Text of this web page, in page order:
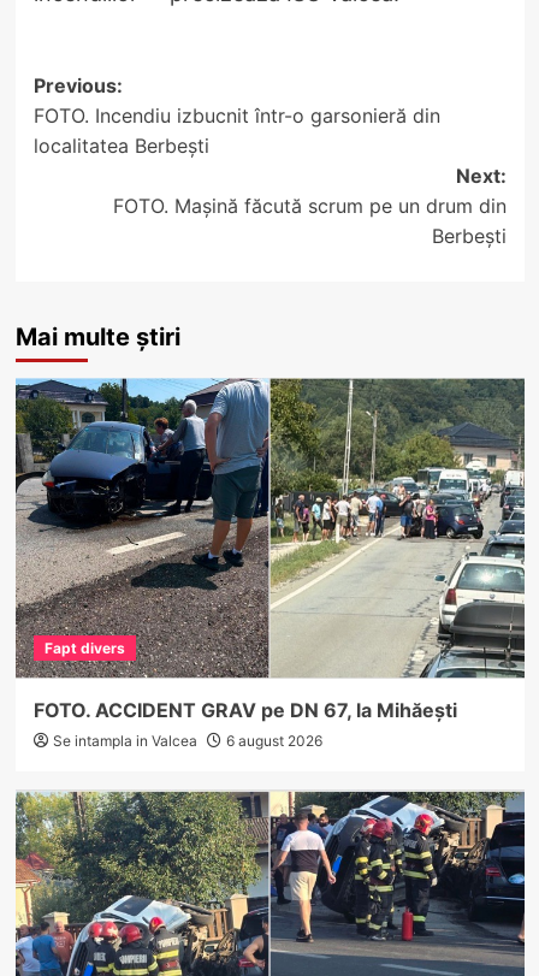
Post
navigation
Previous:
FOTO. Incendiu izbucnit într-o garsonieră din
localitatea Berbești
Next:
FOTO. Mașină făcută scrum pe un drum din
Berbești
Mai multe știri
Fapt divers
FOTO. ACCIDENT GRAV pe DN 67, la Mihăești
Se intampla in Valcea 6 august 2026